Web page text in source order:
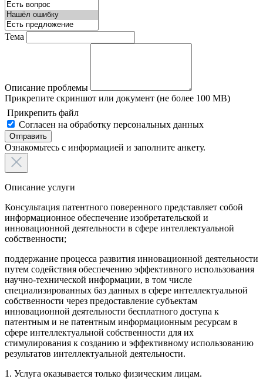
Тема
Описание проблемы
Прикрепите скриншот или документ (не более 100 MB)
Прикрепить файл
Согласен на обработку персональных данных
Отправить
Ознакомьтесь с информацией и заполните анкету.
Описание услуги
Консультация патентного поверенного представляет собой
информационное обеспечение изобретательской и
инновационной деятельности в сфере интеллектуальной
собственности;
поддержание процесса развития инновационной деятельности
путем содействия обеспечению эффективного использования
научно-технической информации, в том числе
специализированных баз данных в сфере интеллектуальной
собственности через предоставление субъектам
инновационной деятельности бесплатного доступа к
патентным и не патентным информационным ресурсам в
сфере интеллектуальной собственности для их
стимулирования к созданию и эффективному использованию
результатов интеллектуальной деятельности.
1. Услуга оказывается только физическим лицам.